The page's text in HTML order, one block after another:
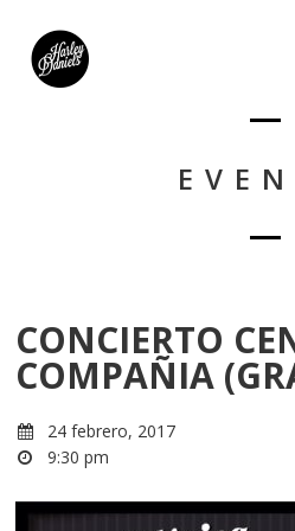
CONCIERTO
COMPAÑIA
24 febrero, 2017
9:30 pm